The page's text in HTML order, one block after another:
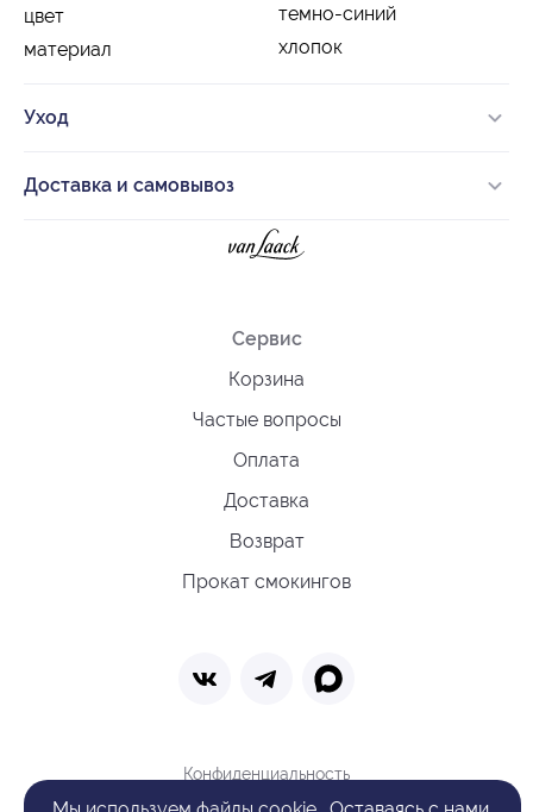
цвет
темно-синий
материал
хлопок
Уход
Доставка и самовывоз
Сервис
Корзина
Частые вопросы
Оплата
Доставка
Возврат
Прокат смокингов
Конфиденциальность
Политика обработки cookie